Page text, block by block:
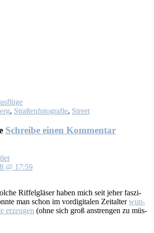
, Straßenfotografie, Street
Schreibe einen Kommentar
@ 17:59
Rif­fel­glä­ser ha­ben mich seit je­her fas­zi­
man schon im vor­di­gi­ta­len Zeit­al­terwun­
er­zeu­gen (oh­ne sich groß an­stren­gen zu müs­